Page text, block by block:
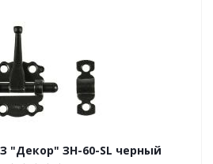
"Декор" ЗН-60-SL черный